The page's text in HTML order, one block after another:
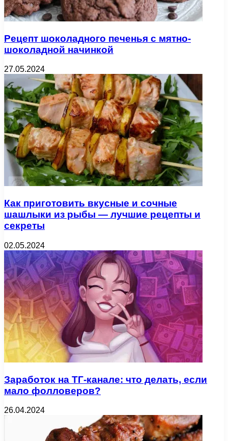
Рецепт шоколадного печенья с мятно-
шоколадной начинкой
27.05.2024
Как приготовить вкусные и сочные
шашлыки из рыбы — лучшие рецепты и
секреты
02.05.2024
Заработок на ТГ-канале: что делать, если
мало фолловеров?
26.04.2024